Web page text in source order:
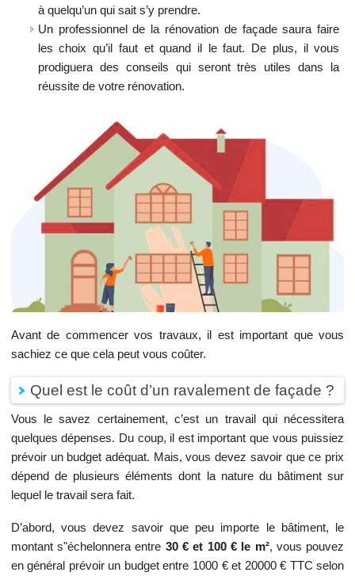
à quelqu’un qui sait s’y prendre.
Un professionnel de la rénovation de façade saura faire
les choix qu’il faut et quand il le faut. De plus, il vous
prodiguera des conseils qui seront très utiles dans la
réussite de votre rénovation.
Avant de commencer vos travaux, il est important que vous
sachiez ce que cela peut vous coûter.
Quel est le coût d’un ravalement de façade ?
Vous le savez certainement, c’est un travail qui nécessitera
quelques dépenses. Du coup, il est important que vous puissiez
prévoir un budget adéquat. Mais, vous devez savoir que ce prix
dépend de plusieurs éléments dont la nature du bâtiment sur
lequel le travail sera fait.
D’abord, vous devez savoir que peu importe le bâtiment, le
montant s"échelonnera entre 30 € et 100 € le m², vous pouvez
en général prévoir un budget entre 1000 € et 20000 € TTC selon